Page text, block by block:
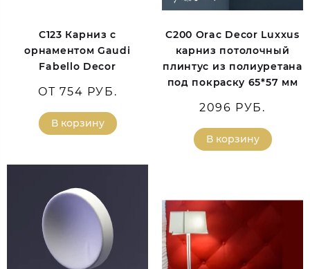
C123 Карниз с
орнаментом Gaudi
Fabello Decor
ОТ 754 РУБ.
В корзину
C200 Orac Decor Luxxus
карниз потолочный
плинтус из полиуретана
под покраску 65*57 мм
2096 РУБ.
В корзину